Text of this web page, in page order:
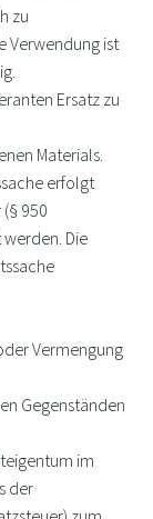
zu
Verwendung ist
Ersatz zu
Materials.
erfolgt
950
Die
Vermengung
Gegenständen
im
der